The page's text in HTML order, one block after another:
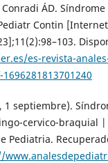
ÁD.
Contin
es-revista-
1 septiembre).
cervico-braquial |
Pediatria.